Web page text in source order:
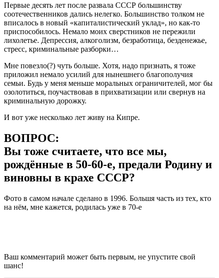
Первые десять лет после развала СССР большинству
соотечественников дались нелегко. Большинство толком не
вписалось в новый «капиталистический уклад», но как-то
приспособилось. Немало моих сверстников не пережили
лихолетье. Депрессия, алкоголизм, безработица, безденежье,
стресс, криминальные разборки…
Мне повезло(?) чуть больше. Хотя, надо признать, я тоже
приложил немало усилий для нынешнего благополучия
семьи. Будь у меня меньше моральных ограничителей, мог бы
озолотиться, поучаствовав в прихватизации или свернув на
криминальную дорожку.
И вот уже несколько лет живу на Кипре.
ВОПРОС:
Вы тоже считаете, что все мы,
рождённые в 50-60-е, предали Родину и
виновны в крахе СССР?
Фото в самом начале сделано в 1996. Большя часть из тех, кто
на нём, мне кажется, родилась уже в 70-е
Ваш комментарий может быть первым, не упустите свой
шанс!